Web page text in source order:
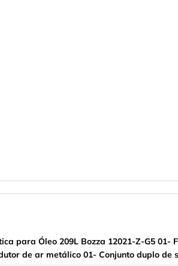
para Óleo 209L Bozza 12021-Z-G5 01-
de ar metálico 01- Conjunto duplo de